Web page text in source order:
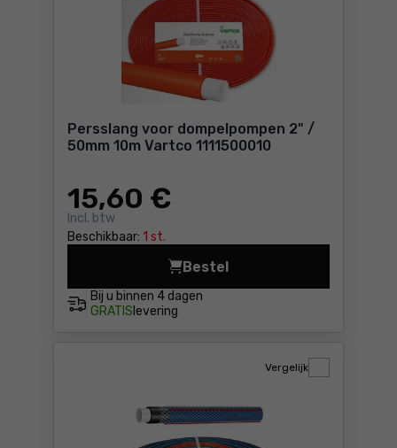
Persslang voor dompelpompen 2" /
50mm 10m Vartco 1111500010
15,60 €
Incl. btw
Beschikbaar: 1 st.
Bij u binnen 4 dagen
GRATIS levering
Bestel
Vergelijk